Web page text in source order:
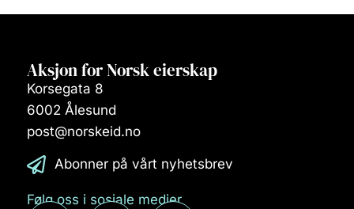
Aksjon for Norsk eierskap
Korsegata 8
6002 Ålesund
post@norskeid.no
Abonner på vårt nyhetsbrev
Følg oss i sosiale medier